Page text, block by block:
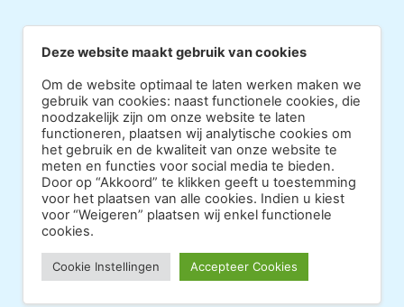
Vormgeving Hoenenenvandooren
· ·
Deze website maakt gebruik van cookies
Om de website optimaal te laten werken maken we
gebruik van cookies: naast functionele cookies, die
noodzakelijk zijn om onze website te laten
functioneren, plaatsen wij analytische cookies om
het gebruik en de kwaliteit van onze website te
meten en functies voor social media te bieden.
Door op “Akkoord” te klikken geeft u toestemming
voor het plaatsen van alle cookies. Indien u kiest
voor “Weigeren” plaatsen wij enkel functionele
cookies.
Cookie Instellingen Accepteer Cookies